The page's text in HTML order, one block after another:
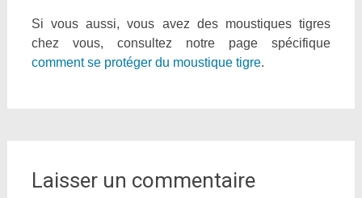
Si vous aussi, vous avez des moustiques tigres
chez vous, consultez notre page spécifique
comment se protéger du moustique tigre.
Laisser un commentaire